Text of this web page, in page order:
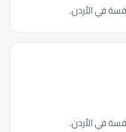
في الأردن.
في الأردن.